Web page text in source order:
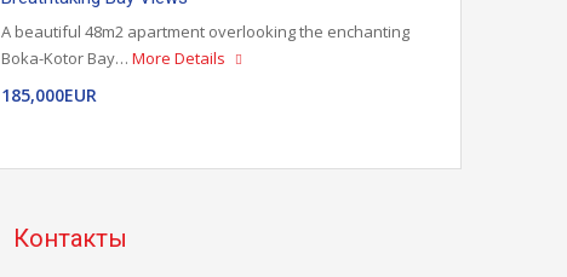
A beautiful 48m2 apartment overlooking the enchanting
Boka-Kotor Bay… More Details
185,000EUR
Контакты